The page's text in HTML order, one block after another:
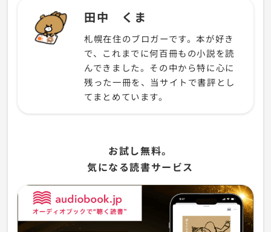
田中 くま
札幌在住のブロガーです。本が好き
で、これまでに何百冊もの小説を読
んできました。その中から特に心に
残った一冊を、当サイトで書評とし
てまとめています。
お試し無料。
気になる読書サービス